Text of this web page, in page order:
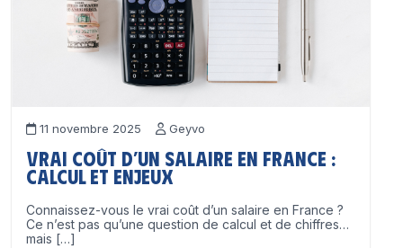
11 novembre 2025 Geyvo
Vrai coût d’un salaire en France :
calcul et enjeux
Connaissez-vous le vrai coût d’un salaire en France ?
Ce n’est pas qu’une question de calcul et de chiffres…
mais […]